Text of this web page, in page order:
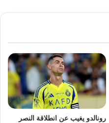
رونالدو يغيب عن انطلاقة النصر